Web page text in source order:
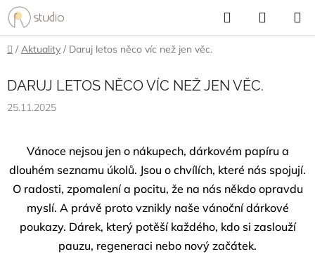
Přejít
na
obsah
Hledat
KOŠÍK
Domů
/ Aktuality / Daruj letos něco víc než jen věc.
DARUJ LETOS NĚCO VÍC NEŽ JEN VĚC.
25.11.2025
Vánoce nejsou jen o nákupech, dárkovém papíru a
dlouhém seznamu úkolů. Jsou o chvílích, které nás spojují.
O radosti, zpomalení a pocitu, že na nás někdo opravdu
myslí. A právě proto vznikly naše vánoční dárkové
poukazy. Dárek, který potěší každého, kdo si zaslouží
pauzu, regeneraci nebo nový začátek.